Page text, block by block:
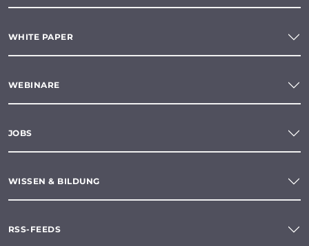
WHITE PAPER
WEBINARE
JOBS
WISSEN & BILDUNG
RSS-FEEDS